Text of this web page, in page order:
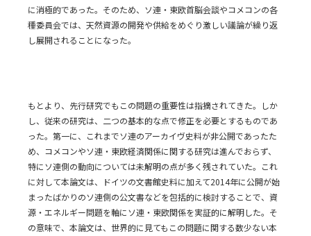
に消極的であった。そのため、ソ連・東欧首脳会談やコメコンの各
種委員会では、天然資源の開発や供給をめぐり激しい議論が繰り返
し展開されることになった。
もとより、先行研究でもこの問題の重要性は指摘されてきた。しか
し、従来の研究は、二つの基本的な点で修正を必要とするものであ
った。第一に、これまでソ連のアーカイヴ史料が非公開であったた
め、コメコンやソ連・東欧経済関係に関する研究は進んでおらず、
特にソ連側の動向については未解明の点が多く残されていた。これ
に対して本論文は、ドイツの文書館史料に加えて2014年に公開が始
まったばかりのソ連側の公文書などを包括的に検討することで、資
源・エネルギー問題を軸にソ連・東欧関係を実証的に解明した。そ
の意味で、本論文は、世界的に見てもこの問題に関する数少ない本